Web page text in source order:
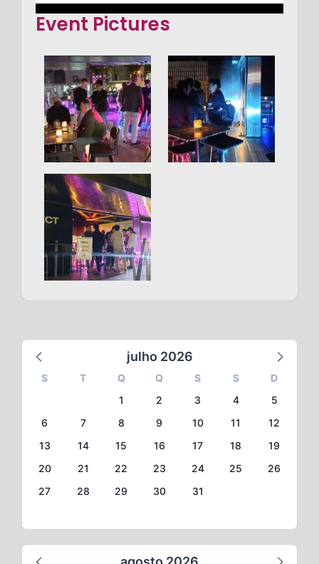
Event Pictures
julho 2026
S T Q Q S S
D
1
2 3 4
5
6
7 8 9 10 11
12
13
14 15 16 17 18
19
20
21 22 23 24 25
26
27
28 29 30 31